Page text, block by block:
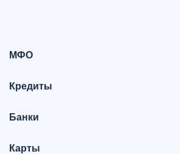
МФО
Кредиты
Банки
Карты